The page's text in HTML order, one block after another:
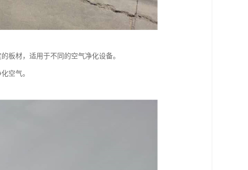
板材，适用于不同的空气净化设备。
空气。